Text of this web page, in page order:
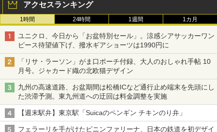
アクセスランキング
1時間 24時間 1週間 1カ月
ユニクロ、今日から「お盆特別セール」。涼感シアサッカーワン
ピース待望値下げ、撥水ギアショーツは1990円に
「リサ・ラーソン」がま口ポーチ付録、大人のおしゃれ手帖 10
月号。ジャカード織の北欧猫デザイン
九州の高速道路、お盆期間は松橋ICなど通行止め端末を先頭にし
た渋滞予測。東九州道への迂回は料金調整を実施
【週末駅弁】東京駅「Suicaのペンギン チキンのり弁」
フェラーリを手がけたピニンファリーナ、日本の鉄道を初デザイ